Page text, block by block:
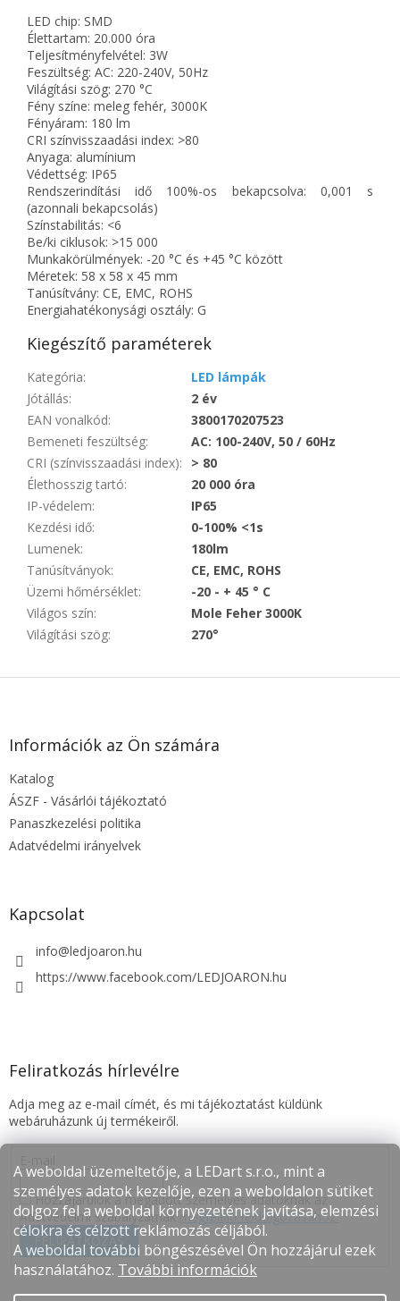
A weboldal üzemeltetője, a LEDart s.r.o., mint a
személyes adatok kezelője, ezen a weboldalon sütiket
dolgoz fel a weboldal környezetének javítása, elemzési
célokra és célzott reklámozás céljából.
A weboldal további böngészésével Ön hozzájárul ezek
használatához. További információk
LED chip: SMD
Élettartam: 20.000 óra
Teljesítményfelvétel: 3W
Feszültség: AC: 220-240V, 50Hz
Világítási szög: 270 °C
Fény színe: meleg fehér, 3000K
Fényáram: 180 lm
CRI színvisszaadási index: >80
Anyaga: alumínium
Védettség: IP65
Rendszerindítási idő 100%-os bekapcsolva: 0,001 s
(azonnali bekapcsolás)
Színstabilitás: <6
Be/ki ciklusok: >15 000
Munkakörülmények: -20 °C és +45 °C között
Méretek: 58 x 58 x 45 mm
Tanúsítvány: CE, EMC, ROHS
Energiahatékonysági osztály: G
Kiegészítő paraméterek
Kategória:
LED lámpák
Jótállás:
2 év
EAN vonalkód:
3800170207523
Bemeneti feszültség:
AC: 100-240V, 50 / 60Hz
CRI (színvisszaadási index):
> 80
Élethosszig tartó:
20 000 óra
IP-védelem:
IP65
Kezdési idő:
0-100% <1s
Lumenek:
180lm
Tanúsítványok:
CE, EMC, ROHS
Üzemi hőmérséklet:
-20 - + 45 ° C
Világos szín:
Mole Feher 3000K
Világítási szög: 270°
L
Információk az Ön számára
Katalog
ÁSZF - Vásárlói tájékoztató
Panaszkezelési politika
Adatvédelmi irányelvek
Kapcsolat
info@ledjoaron.hu
https://www.facebook.com/LEDJOARON.hu
Feliratkozás hírlevélre
Adja meg az e-mail címét, és mi tájékoztatást küldünk
webáruházunk új termékeiről.
Hozzájárulok a megadott személyes adatoknak az
Adatvédelmi szabályzatnak megfelelő feldolgozásához.
FELIRATKOZÁS